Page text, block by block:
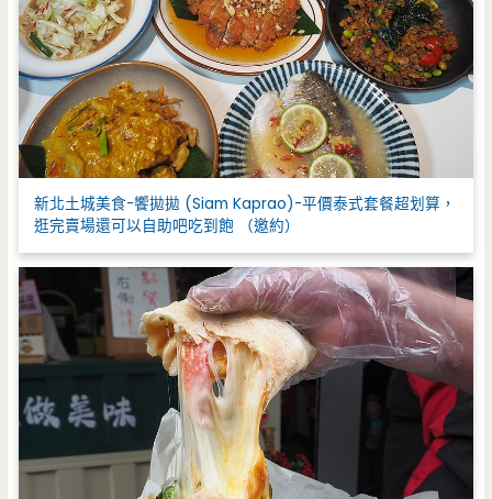
新北土城美食-饗拋拋 (Siam Kaprao)-平價泰式套餐超划算，
逛完賣場還可以自助吧吃到飽 （邀約）